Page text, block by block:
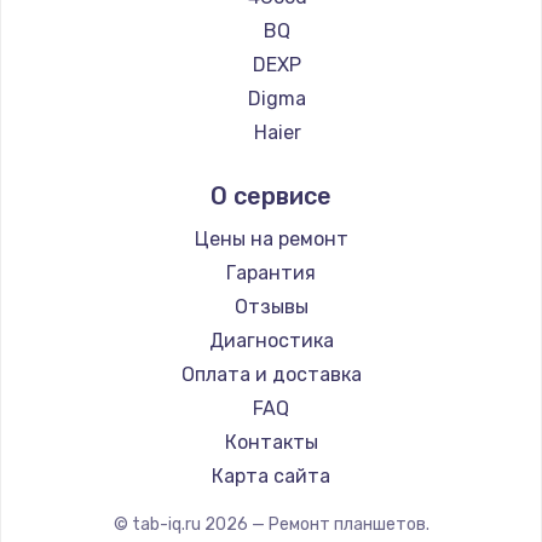
550 руб.
Заказать
Ремонт аккумулятора
Заказать
Замена микросхемы питания
1100 руб.
Заказать
Ремонт микросхемы Wi-Fi
1100 руб.
Заказать
Замена GPS модуля
BQ
DEXP
Digma
Haier
Prestigio
BlackView
Amazon
Aquarius
Philips
Dell
HP
Getac
ZTE
О сервисе
Цены на ремонт
Гарантия
Отзывы
Диагностика
Оплата и доставка
FAQ
Контакты
Карта сайта
© tab-iq.ru 2026 — Ремонт планшетов.